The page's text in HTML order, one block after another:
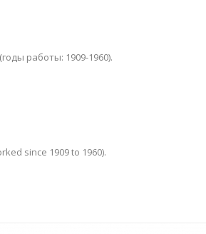
работы: 1909-1960).
since 1909 to 1960).